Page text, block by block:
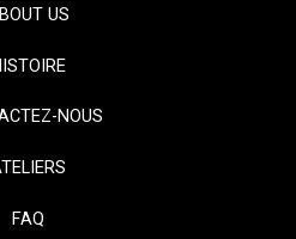
US
NOUS
FAQ